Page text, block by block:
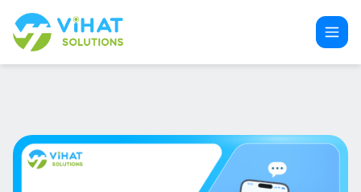
đến
phần